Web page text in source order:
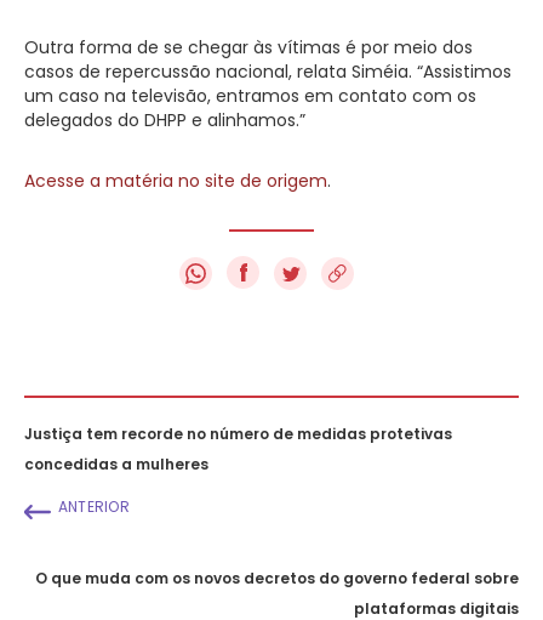
Outra forma de se chegar às vítimas é por meio dos
casos de repercussão nacional, relata Siméia. “Assistimos
um caso na televisão, entramos em contato com os
delegados do DHPP e alinhamos.”
Acesse a matéria no site de origem.
f
Justiça tem recorde no número de medidas protetivas
concedidas a mulheres
ANTERIOR
O que muda com os novos decretos do governo federal sobre
plataformas digitais